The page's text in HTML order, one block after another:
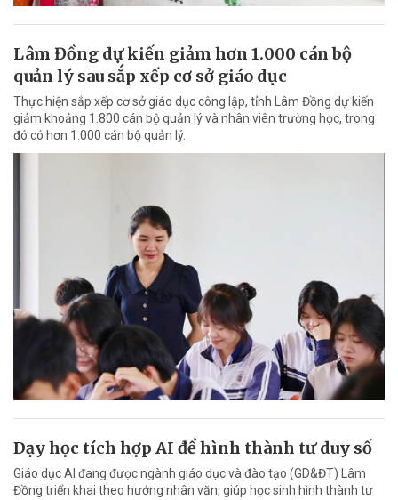
Lâm Đồng dự kiến giảm hơn 1.000 cán bộ
quản lý sau sắp xếp cơ sở giáo dục
Thực hiện sắp xếp cơ sở giáo dục công lập, tỉnh Lâm Đồng dự kiến
giảm khoảng 1.800 cán bộ quản lý và nhân viên trường học, trong
đó có hơn 1.000 cán bộ quản lý.
Dạy học tích hợp AI để hình thành tư duy số
Giáo dục AI đang được ngành giáo dục và đào tạo (GD&ĐT) Lâm
Đồng triển khai theo hướng nhân văn, giúp học sinh hình thành tư